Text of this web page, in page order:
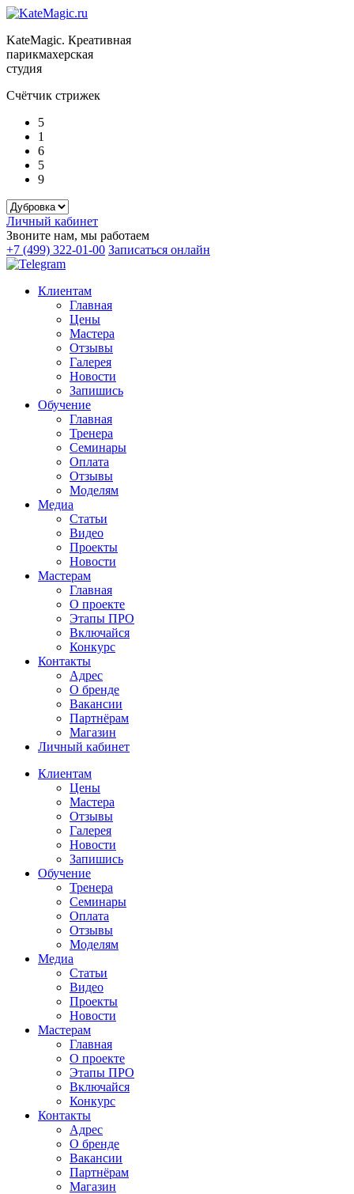
KateMagic. Креативная
парикмахерская
студия
Счётчик стрижек
5
1
6
5
9
Личный кабинет
Звоните нам, мы работаем
+7 (499) 322-01-00 Записаться онлайн
Клиентам
Главная
Цены
Мастера
Отзывы
Галерея
Новости
Запишись
Обучение
Главная
Тренера
Семинары
Оплата
Отзывы
Моделям
Медиа
Статьи
Видео
Проекты
Новости
Мастерам
Главная
О проекте
Этапы ПРО
Включайся
Конкурс
Контакты
Адрес
О бренде
Вакансии
Партнёрам
Магазин
Личный кабинет
Клиентам
Цены
Мастера
Отзывы
Галерея
Новости
Запишись
Обучение
Тренера
Семинары
Оплата
Отзывы
Моделям
Медиа
Статьи
Видео
Проекты
Новости
Мастерам
Главная
О проекте
Этапы ПРО
Включайся
Конкурс
Контакты
Адрес
О бренде
Вакансии
Партнёрам
Магазин